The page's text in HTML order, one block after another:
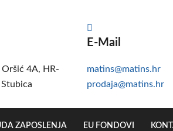
4A, HR-
E-Mail
matins@matins.hr
prodaja@matins.hr
ZAPOSLENJA EU FONDOVI